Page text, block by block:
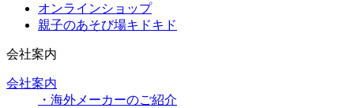
オンラインショップ
親子のあそび場キドキド
会社案内
会社案内
・海外メーカーのご紹介